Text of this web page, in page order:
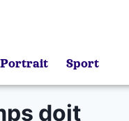
Portrait Sport
doit